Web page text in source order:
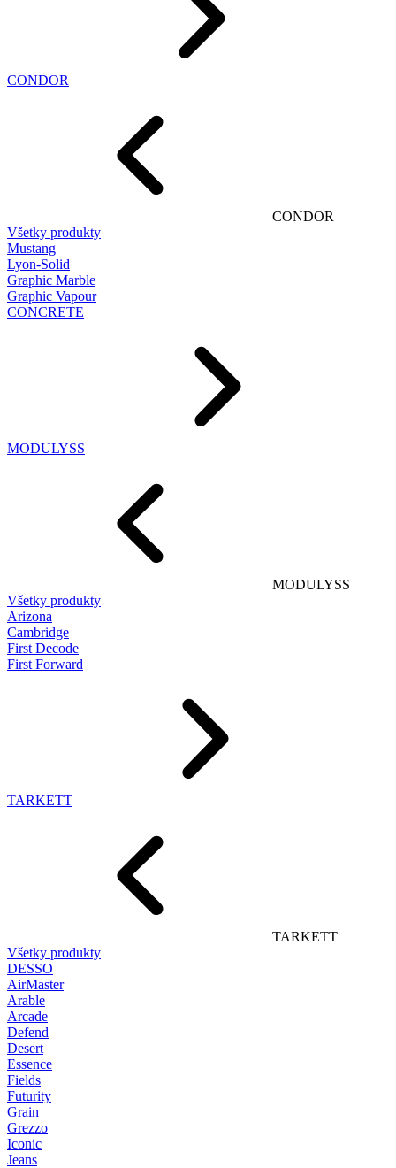
CONDOR
CONDOR
Všetky produkty
Mustang
Lyon-Solid
Graphic Marble
Graphic Vapour
CONCRETE
MODULYSS
MODULYSS
Všetky produkty
Arizona
Cambridge
First Decode
First Forward
TARKETT
TARKETT
Všetky produkty
DESSO
AirMaster
Arable
Arcade
Defend
Desert
Essence
Fields
Futurity
Grain
Grezzo
Iconic
Jeans